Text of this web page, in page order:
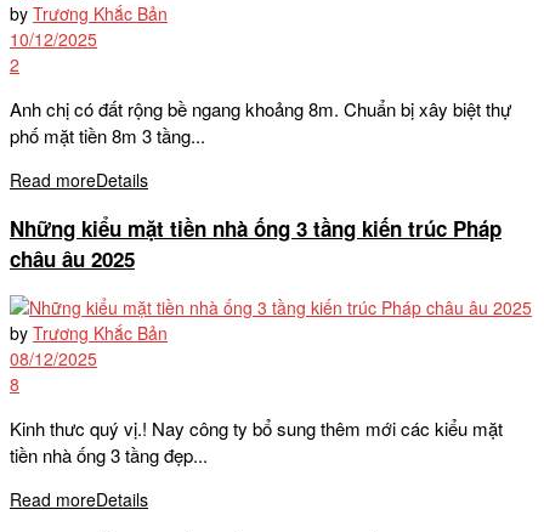
by Trương Khắc Bản
10/12/2025
2
Anh chị có đất rộng bề ngang khoảng 8m. Chuẩn bị xây biệt thự
phố mặt tiền 8m 3 tầng...
Read moreDetails
Những kiểu mặt tiền nhà ống 3 tầng kiến trúc Pháp
châu âu 2025
by Trương Khắc Bản
08/12/2025
8
Kinh thưc quý vị.! Nay công ty bổ sung thêm mới các kiểu mặt
tiền nhà ống 3 tầng đẹp...
Read moreDetails